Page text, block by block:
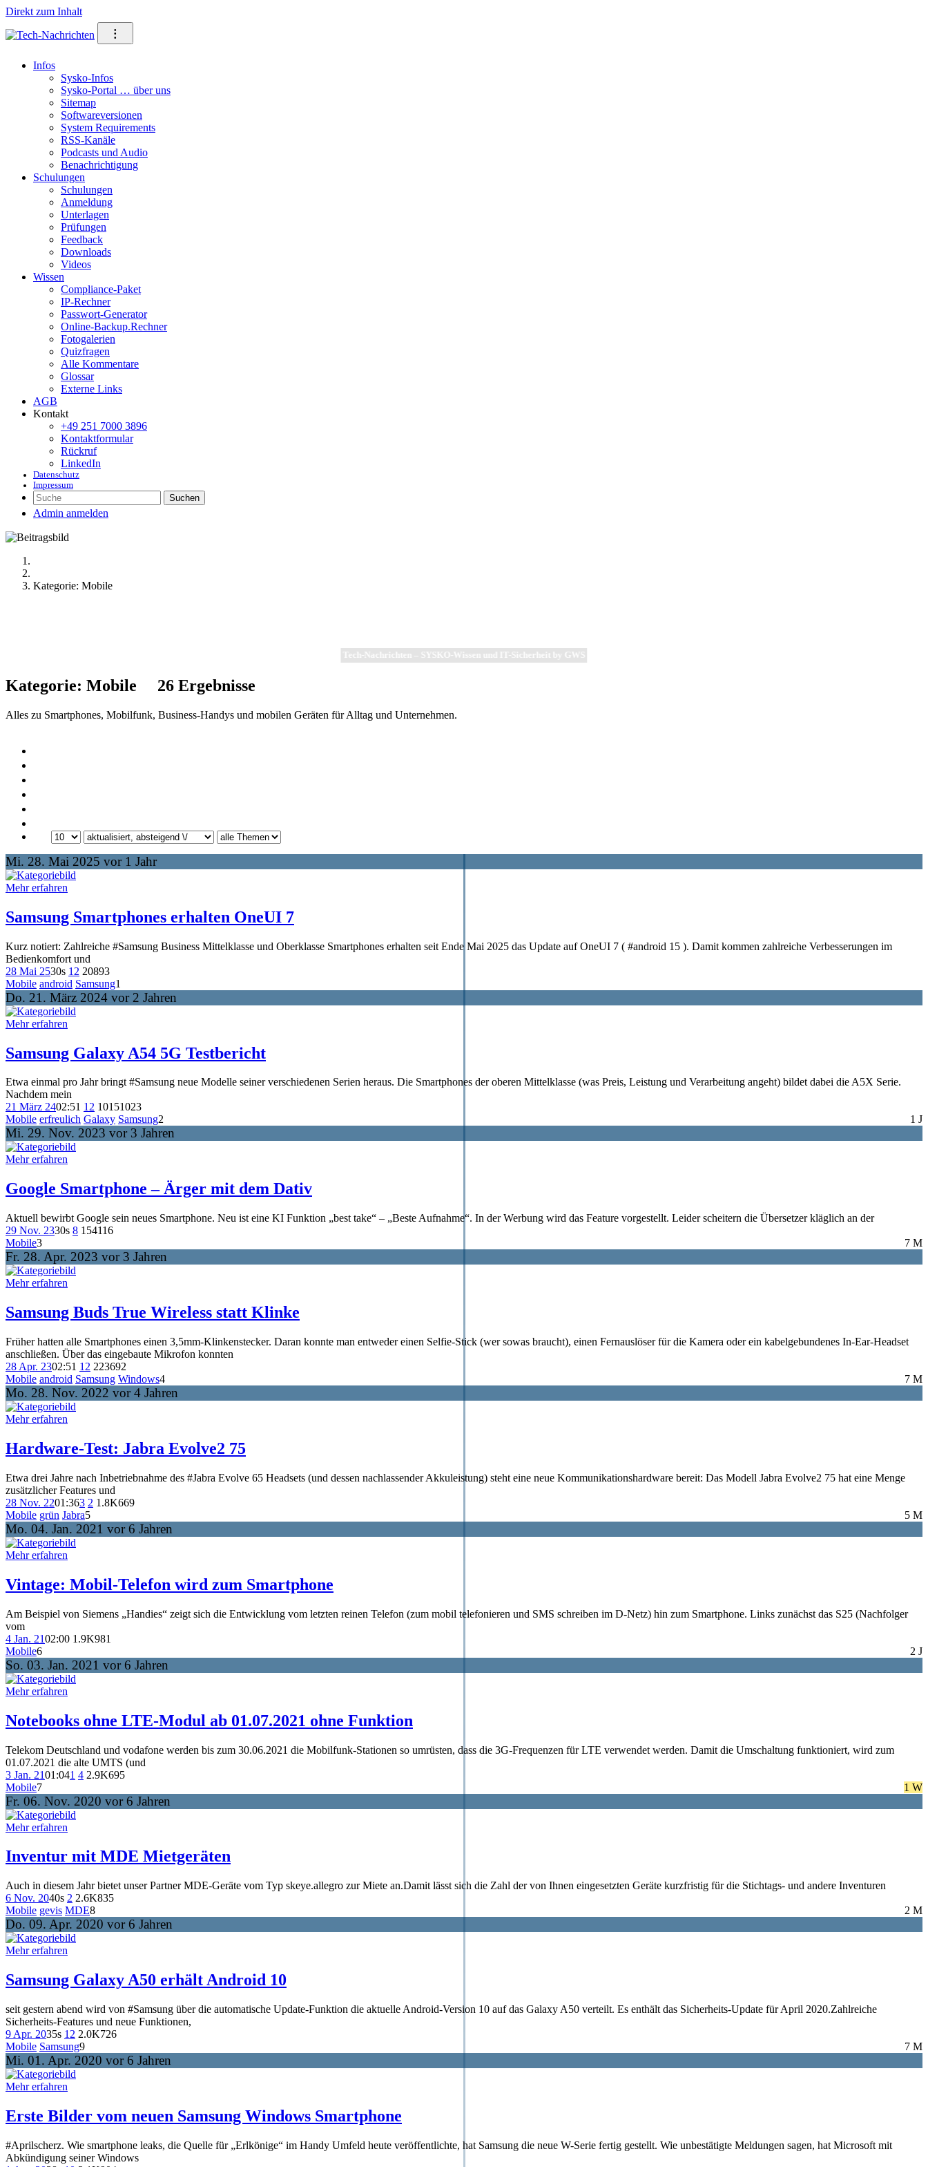
Direkt zum Inhalt
⁝
Infos
Sysko-Infos
Sysko-Portal … über uns
Sitemap
Softwareversionen
System Requirements
RSS-Kanäle
Podcasts und Audio
Benachrichtigung
Schulungen
Schulungen
Anmeldung
Unterlagen
Prüfungen
Feedback
Downloads
Videos
Wissen
Compliance-Paket
IP-Rechner
Passwort-Generator
Online-Backup.Rechner
Fotogalerien
Quizfragen
Alle Kommentare
Glossar
Externe Links
AGB
Kontakt
+49 251 7000 3896
Kontaktformular
Rückruf
LinkedIn
Datenschutz
Impressum
Suchen
Admin anmelden
Kategorie: Mobile
Tech-Nachrichten – SYSKO-Wissen und IT-Sicherheit by GWS
Kategorie: Mobile 26 Ergebnisse
Alles zu Smartphones, Mobilfunk, Business-Handys und mobilen Geräten für Alltag und Unternehmen.
Mi. 28. Mai 2025 vor 1 Jahr
Mehr erfahren
Samsung Smartphones erhalten OneUI 7
Kurz notiert: Zahlreiche #Samsung Business Mittelklasse und Oberklasse Smartphones erhalten seit Ende Mai 2025 das Update auf OneUI 7 ( #android 15 ). Damit kommen zahlreiche Verbesserungen im
Bedienkomfort und
28 Mai 2530s 12 20893
Mobile android Samsung1
Do. 21. März 2024 vor 2 Jahren
Mehr erfahren
Samsung Galaxy A54 5G Testbericht
Etwa einmal pro Jahr bringt #Samsung neue Modelle seiner verschiedenen Serien heraus. Die Smartphones der oberen Mittelklasse (was Preis, Leistung und Verarbeitung angeht) bildet dabei die A5X Serie.
Nachdem mein
21 März 2402:51 12 10151023
Mobile erfreulich Galaxy Samsung2 1 J
Mi. 29. Nov. 2023 vor 3 Jahren
Mehr erfahren
Google Smartphone – Ärger mit dem Dativ
Aktuell bewirbt Google sein neues Smartphone. Neu ist eine KI Funktion „best take“ – „Beste Aufnahme“. In der Werbung wird das Feature vorgestellt. Leider scheitern die Übersetzer kläglich an der
29 Nov. 2330s 8 154116
Mobile3 7 M
Fr. 28. Apr. 2023 vor 3 Jahren
Mehr erfahren
Samsung Buds True Wireless statt Klinke
Früher hatten alle Smartphones einen 3,5mm-Klinkenstecker. Daran konnte man entweder einen Selfie-Stick (wer sowas braucht), einen Fernauslöser für die Kamera oder ein kabelgebundenes In-Ear-Headset
anschließen. Über das eingebaute Mikrofon konnten
28 Apr. 2302:51 12 223692
Mobile android Samsung Windows4 7 M
Mo. 28. Nov. 2022 vor 4 Jahren
Mehr erfahren
Hardware-Test: Jabra Evolve2 75
Etwa drei Jahre nach Inbetriebnahme des #Jabra Evolve 65 Headsets (und dessen nachlassender Akkuleistung) steht eine neue Kommunikationshardware bereit: Das Modell Jabra Evolve2 75 hat eine Menge
zusätzlicher Features und
28 Nov. 2201:363 2 1.8K669
Mobile grün Jabra5 5 M
Mo. 04. Jan. 2021 vor 6 Jahren
Mehr erfahren
Vintage: Mobil-Telefon wird zum Smartphone
Am Beispiel von Siemens „Handies“ zeigt sich die Entwicklung vom letzten reinen Telefon (zum mobil telefonieren und SMS schreiben im D-Netz) hin zum Smartphone. Links zunächst das S25 (Nachfolger
vom
4 Jan. 2102:00 1.9K981
Mobile6 2 J
So. 03. Jan. 2021 vor 6 Jahren
Mehr erfahren
Notebooks ohne LTE-Modul ab 01.07.2021 ohne Funktion
Telekom Deutschland und vodafone werden bis zum 30.06.2021 die Mobilfunk-Stationen so umrüsten, dass die 3G-Frequenzen für LTE verwendet werden. Damit die Umschaltung funktioniert, wird zum
01.07.2021 die alte UMTS (und
3 Jan. 2101:041 4 2.9K695
Mobile7 1 W
Fr. 06. Nov. 2020 vor 6 Jahren
Mehr erfahren
Inventur mit MDE Mietgeräten
Auch in diesem Jahr bietet unser Partner MDE-Geräte vom Typ skeye.allegro zur Miete an.Damit lässt sich die Zahl der von Ihnen eingesetzten Geräte kurzfristig für die Stichtags- und andere Inventuren
6 Nov. 2040s 2 2.6K835
Mobile gevis MDE8 2 M
Do. 09. Apr. 2020 vor 6 Jahren
Mehr erfahren
Samsung Galaxy A50 erhält Android 10
seit gestern abend wird von #Samsung über die automatische Update-Funktion die aktuelle Android-Version 10 auf das Galaxy A50 verteilt. Es enthält das Sicherheits-Update für April 2020.Zahlreiche
Sicherheits-Features und neue Funktionen,
9 Apr. 2035s 12 2.0K726
Mobile Samsung9 7 M
Mi. 01. Apr. 2020 vor 6 Jahren
Mehr erfahren
Erste Bilder vom neuen Samsung Windows Smartphone
#Aprilscherz. Wie smartphone leaks, die Quelle für „Erlkönige“ im Handy Umfeld heute veröffentlichte, hat Samsung die neue W-Serie fertig gestellt. Wie unbestätigte Meldungen sagen, hat Microsoft mit
Abkündigung seiner Windows